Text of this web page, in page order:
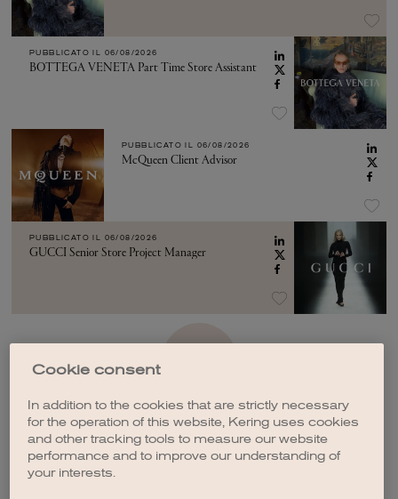
PUBBLICATO IL 06/08/2026
BOTTEGA VENETA Part Time Store Assistant
PUBBLICATO IL 06/08/2026
McQueen Client Advisor
PUBBLICATO IL 06/08/2026
GUCCI Senior Store Project Manager
Cookie consent
In addition to the cookies that are strictly necessary
for the operation of this website, Kering uses cookies
and other tracking tools to measure our website
performance and to improve our understanding of
your interests.